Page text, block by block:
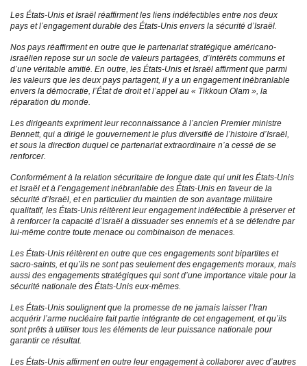
Les États-Unis et Israël réaffirment les liens indéfectibles entre nos deux
pays et l’engagement durable des États-Unis envers la sécurité d’Israël.
Nos pays réaffirment en outre que le partenariat stratégique américano-
israélien repose sur un socle de valeurs partagées, d’intérêts communs et
d’une véritable amitié. En outre, les États-Unis et Israël affirment que parmi
les valeurs que les deux pays partagent, il y a un engagement inébranlable
envers la démocratie, l’État de droit et l’appel au « Tikkoun Olam », la
réparation du monde.
Les dirigeants expriment leur reconnaissance à l’ancien Premier ministre
Bennett, qui a dirigé le gouvernement le plus diversifié de l’histoire d’Israël,
et sous la direction duquel ce partenariat extraordinaire n’a cessé de se
renforcer.
Conformément à la relation sécuritaire de longue date qui unit les États-Unis
et Israël et à l’engagement inébranlable des États-Unis en faveur de la
sécurité d’Israël, et en particulier du maintien de son avantage militaire
qualitatif, les États-Unis réitèrent leur engagement indéfectible à préserver et
à renforcer la capacité d’Israël à dissuader ses ennemis et à se défendre par
lui-même contre toute menace ou combinaison de menaces.
Les États-Unis réitèrent en outre que ces engagements sont bipartites et
sacro-saints, et qu’ils ne sont pas seulement des engagements moraux, mais
aussi des engagements stratégiques qui sont d’une importance vitale pour la
sécurité nationale des États-Unis eux-mêmes.
Les États-Unis soulignent que la promesse de ne jamais laisser l’Iran
acquérir l’arme nucléaire fait partie intégrante de cet engagement, et qu’ils
sont prêts à utiliser tous les éléments de leur puissance nationale pour
garantir ce résultat.
Les États-Unis affirment en outre leur engagement à collaborer avec d’autres